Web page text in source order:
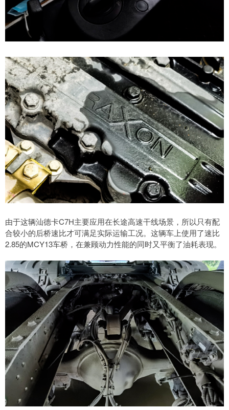
由于这辆汕德卡C7H主要应用在长途高速干线场景，所以只有配
合较小的后桥速比才可满足实际运输工况。这辆车上使用了速比
2.85的MCY13车桥，在兼顾动力性能的同时又平衡了油耗表现。